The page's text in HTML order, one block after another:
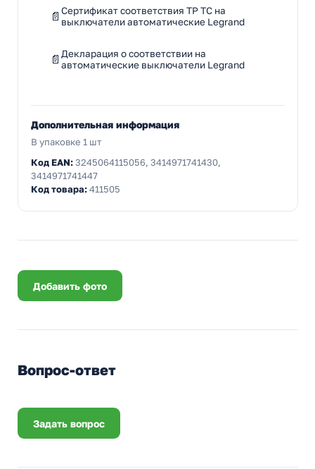
Сертификат соответствия ТР ТС на
выключатели автоматические Legrand
Декларация о соответствии на
автоматические выключатели Legrand
Дополнительная информация
В упаковке 1 шт
Код EAN:3245064115056, 3414971741430,
3414971741447
Код товара:411505
Добавить фото
Вопрос-ответ
Задать вопрос